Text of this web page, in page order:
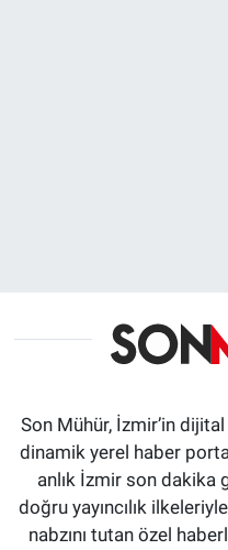
Son Mühür, İzmir’in
dinamik yerel haber
anlık İzmir son dakika
doğru yayıncılık
nabzını tutan özel